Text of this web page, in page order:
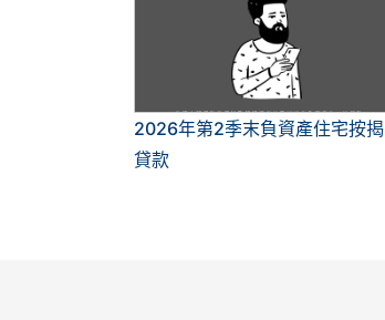
2026年第2季末負資產住宅按揭
貸款